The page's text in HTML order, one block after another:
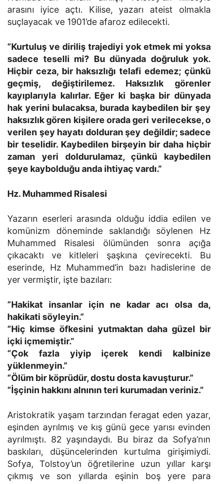
arasını iyice açtı. Kilise, yazarı ateist olmakla
suçlayacak ve 1901’de afaroz edilecekti.
“Kurtuluş ve diriliş trajediyi yok etmek mi yoksa
sadece teselli mi? Bu dünyada doğruluk yok.
Hiçbir ceza, bir haksızlığı telafi edemez; çünkü
geçmiş, değiştirilemez. Haksızlık görenler
kayıplarıyla kalırlar. Eğer ki başka bir dünyada
hak yerini bulacaksa, burada kaybedilen bir şey
haksızlık gören kişilere orada geri verilecekse, o
verilen şey hayatı dolduran şey değildir; sadece
bir teselidir. Kaybedilen birşeyin bir daha hiçbir
zaman yeri doldurulamaz, çünkü kaybedilen
şeye kaybolduğu anda ihtiyaç vardı.”
Hz. Muhammed Risalesi
Yazarın eserleri arasında olduğu iddia edilen ve
komünizm döneminde saklandığı söylenen Hz
Muhammed Risalesi ölümünden sonra açığa
çıkacaktı ve kitleleri şaşkına çevirecekti. Bu
eserinde, Hz Muhammed’in bazı hadislerine de
yer vermiştir, işte bazıları:
“Hakikat insanlar için ne kadar acı olsa da,
hakikati söyleyin.”
“Hiç kimse öfkesini yutmaktan daha güzel bir
içki içmemiştir.”
“Çok fazla yiyip içerek kendi kalbinize
yüklenmeyin.”
“Ölüm bir köprüdür, dostu dosta kavuşturur.”
“İşçinin hakkını alnının teri kurumadan veriniz.”
Aristokratik yaşam tarzından feragat eden yazar,
eşinden ayrılmış ve kış günü gece yarısı evinden
ayrılmıştı. 82 yaşındaydı. Bu biraz da Sofya’nın
baskıları, düşüncelerinden kurtulma girişimiydi.
Sofya, Tolstoy’un öğretilerine uzun yıllar karşı
çıkmış ve son yıllarda eşinin boş yere para